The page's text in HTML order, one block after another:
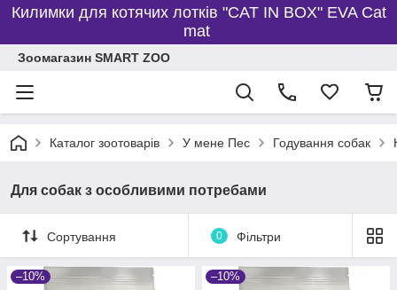
Килимки для котячих лотків "CAT IN BOX" EVA Cat
mat
Зоомагазин SMART ZOO
Каталог зоотоварів У мене Пес Годування собак
Для собак з особливими потребами
Сортування 0 Фільтри
–10% –10%